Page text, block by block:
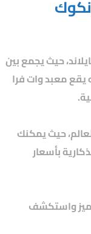
حيث يجمع بين
يقع معبد وات فرا
حيث يمكنك
بأسعار
واستكشف